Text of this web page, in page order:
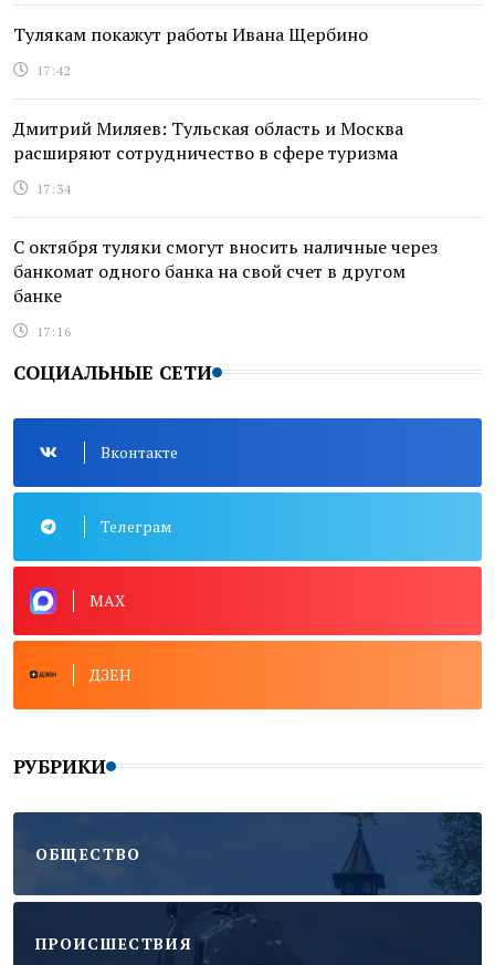
Тулякам покажут работы Ивана Щербино
17:42
Дмитрий Миляев: Тульская область и Москва
расширяют сотрудничество в сфере туризма
17:34
С октября туляки смогут вносить наличные через
банкомат одного банка на свой счет в другом
банке
17:16
СОЦИАЛЬНЫЕ СЕТИ
Вконтакте
Телеграм
MAX
ДЗЕН
РУБРИКИ
ОБЩЕСТВО
ПРОИСШЕСТВИЯ